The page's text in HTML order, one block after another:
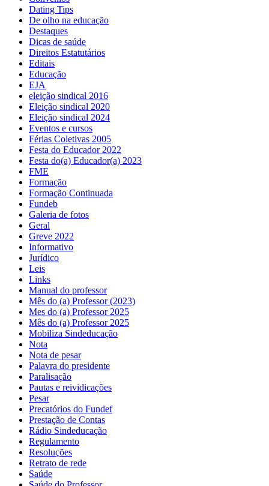
Dating Tips
De olho na educação
Destaques
Dicas de saúde
Direitos Estatutários
Editais
Educação
EJA
eleição sindical 2016
Eleição sindical 2020
Eleição sindical 2024
Eventos e cursos
Férias Coletivas 2005
Festa do Educador 2022
Festa do(a) Educador(a) 2023
FME
Formação
Formação Continuada
Fundeb
Galeria de fotos
Geral
Greve 2022
Informativo
Jurídico
Leis
Links
Manual do professor
Mês do (a) Professor (2023)
Mes do (a) Professor 2025
Mês do (a) Professor 2025
Mobiliza Sindeducação
Nota
Nota de pesar
Palavra do presidente
Paralisação
Pautas e reividicações
Pesar
Precatórios do Fundef
Prestação de Contas
Rádio Sindeducação
Regulamento
Resoluções
Retrato de rede
Saúde